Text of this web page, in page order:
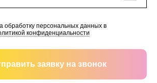
обработку персональных данных в
конфиденциальности
заявку на звонок